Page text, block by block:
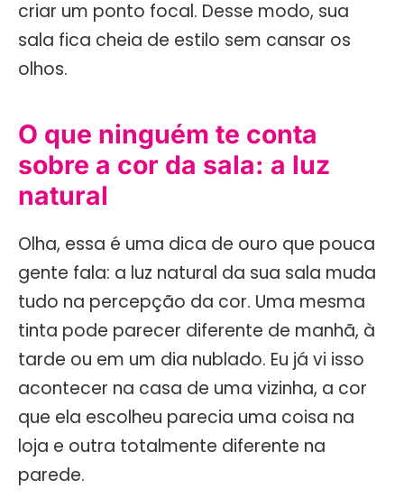
criar um ponto focal. Desse modo, sua
sala fica cheia de estilo sem cansar os
olhos.
O que ninguém te conta
sobre a cor da sala: a luz
natural
Olha, essa é uma dica de ouro que pouca
gente fala: a luz natural da sua sala muda
tudo na percepção da cor. Uma mesma
tinta pode parecer diferente de manhã, à
tarde ou em um dia nublado. Eu já vi isso
acontecer na casa de uma vizinha, a cor
que ela escolheu parecia uma coisa na
loja e outra totalmente diferente na
parede.